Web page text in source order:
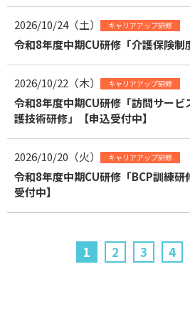
2026/10/24（土） キャリアアップ研修
令和8年度中期CU研修「介護保険制
2026/10/22（木） キャリアアップ研修
令和8年度中期CU研修「訪問サー
護技術研修」【申込受付中】
2026/10/20（火） キャリアアップ研修
令和8年度中期CU研修「BCP訓練
受付中】
1 2 3 4